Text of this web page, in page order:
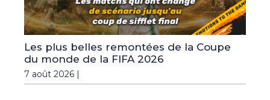
Les plus belles remontées de la Coupe
du monde de la FIFA 2026
7 août 2026 |